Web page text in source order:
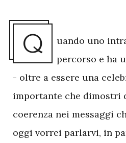
Q
uando uno
percorso e ha
- oltre a essere una
importante che dimostri
coerenza nei messaggi
oggi vorrei parlarvi, in